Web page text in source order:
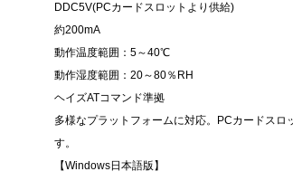
DDC5V(PCカードスロットより供給)
約200mA
動作温度範囲：5～40℃
動作湿度範囲：20～80％RH
ヘイズATコマンド準拠
多様なプラットフォームに対応。PCカードス
す。
【Windows日本語版】